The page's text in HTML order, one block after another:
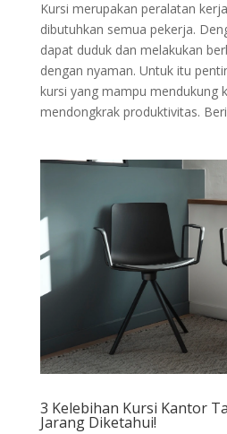
Kursi merupakan peralatan
dibutuhkan semua pekerja.
dapat duduk dan melakukan
dengan nyaman. Untuk itu
kursi yang mampu mendukung
mendongkrak produktivitas.
3 Kelebihan Kursi Kantor
Jarang Diketahui!